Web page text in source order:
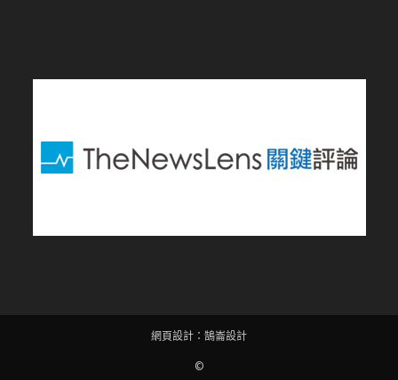
網頁設計 ： 鵠崙設計
©